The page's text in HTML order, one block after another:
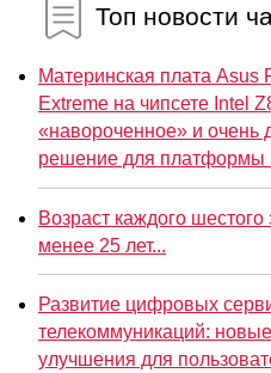
Топ новости
Материнская плата Asus
Extreme на чипсете Intel
«навороченное» и очень
решение для платформы
Возраст каждого
менее 25 лет...
Развитие цифровых
телекоммуникаций:
улучшения для